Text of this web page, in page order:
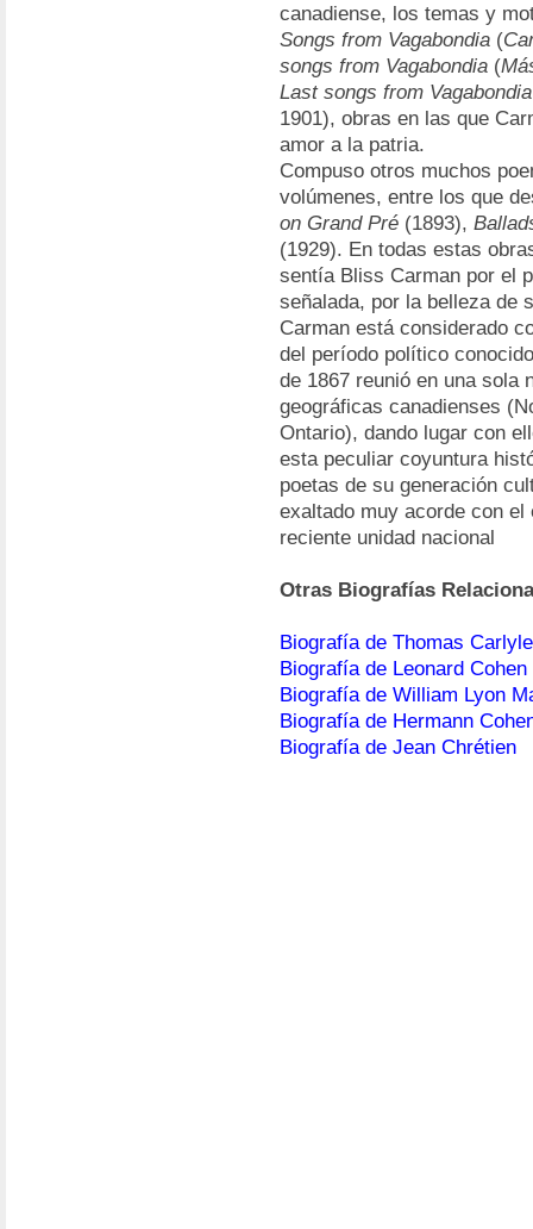
canadiense, los temas y
Songs from Vagabondia (
songs from Vagabondia (
Last songs from Vagabondia
1901), obras en las que
amor a la patria.
Compuso otros muchos
volúmenes, entre los que
on Grand Pré (1893),
(1929). En todas estas
sentía Bliss Carman por el
señalada, por la belleza de
Carman está considerado
del período político
de 1867 reunió en una sola
geográficas canadienses
Ontario), dando lugar con
esta peculiar coyuntura
poetas de su generación
exaltado muy acorde con
reciente unidad nacional
Otras Biografías
Biografía de Thomas Carlyle
Biografía de Leonard Cohen
Biografía de William Lyon
Biografía de Hermann
Biografía de Jean Chrétien